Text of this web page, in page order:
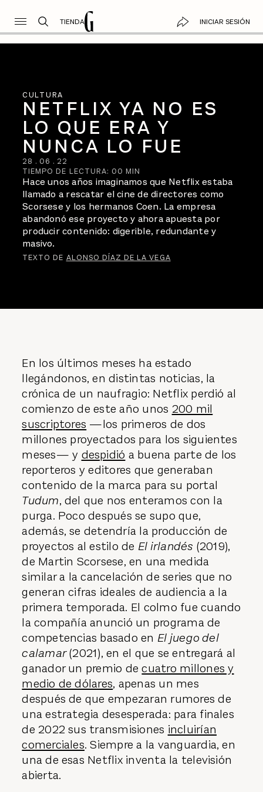
TIENDA INICIAR SESIÓN
CULTURA
NETFLIX YA NO ES
LO QUE ERA Y
NUNCA LO FUE
28 . 06 . 22
TIEMPO DE LECTURA: 00 MIN
Hace unos años imaginamos que Netflix estaba
llamado a rescatar el cine de directores como
Scorsese y los hermanos Coen. La empresa
abandonó ese proyecto y ahora apuesta por
producir contenido: digerible, redundante y
masivo.
TEXTO DE ALONSO DÍAZ DE LA VEGA
En los últimos meses ha estado
llegándonos, en distintas noticias, la
crónica de un naufragio: Netflix perdió al
comienzo de este año unos 200 mil
suscriptores —los primeros de dos
millones proyectados para los siguientes
meses— y despidió a buena parte de los
reporteros y editores que generaban
contenido de la marca para su portal
Tudum, del que nos enteramos con la
purga. Poco después se supo que,
además, se detendría la producción de
proyectos al estilo de El irlandés (2019),
de Martin Scorsese, en una medida
similar a la cancelación de series que no
generan cifras ideales de audiencia a la
primera temporada. El colmo fue cuando
la compañía anunció un programa de
competencias basado en El juego del
calamar(2021), en el que se entregará al
ganador un premio decuatro millones y
medio de dólares, apenas un mes
después de que empezaran rumores de
una estrategia desesperada: para finales
de 2022 sus transmisiones incluirían
comerciales. Siempre a la vanguardia, en
una de esas Netflix inventa la televisión
abierta.